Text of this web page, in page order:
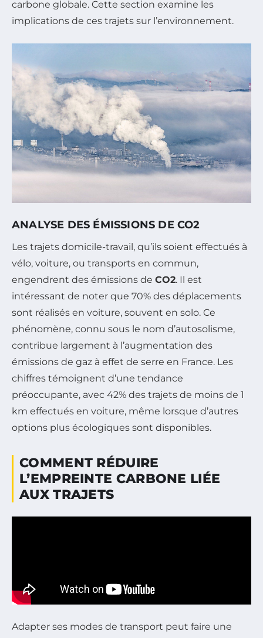
carbone globale. Cette section examine les
implications de ces trajets sur l’environnement.
ANALYSE DES ÉMISSIONS DE CO2
Les trajets domicile-travail, qu’ils soient effectués à
vélo, voiture, ou transports en commun,
engendrent des émissions de CO2. Il est
intéressant de noter que 70% des déplacements
sont réalisés en voiture, souvent en solo. Ce
phénomène, connu sous le nom d’autosolisme,
contribue largement à l’augmentation des
émissions de gaz à effet de serre en France. Les
chiffres témoignent d’une tendance
préoccupante, avec 42% des trajets de moins de 1
km effectués en voiture, même lorsque d’autres
options plus écologiques sont disponibles.
COMMENT RÉDUIRE
L’EMPREINTE CARBONE LIÉE
AUX TRAJETS
Adapter ses modes de transport peut faire une